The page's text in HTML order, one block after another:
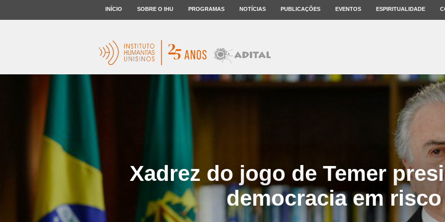
INÍCIO SOBRE O IHU PROGRAMAS NOTÍCIAS PUBLICAÇÕES EVENTOS ESPIRITUALIDADE
Xadrez do jogo de Temer
democracia em risco